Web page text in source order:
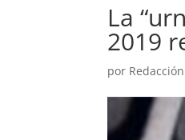
La
2019
por Redacción